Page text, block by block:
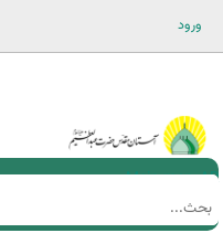
ورود
Main men-AR
استمارة
‏